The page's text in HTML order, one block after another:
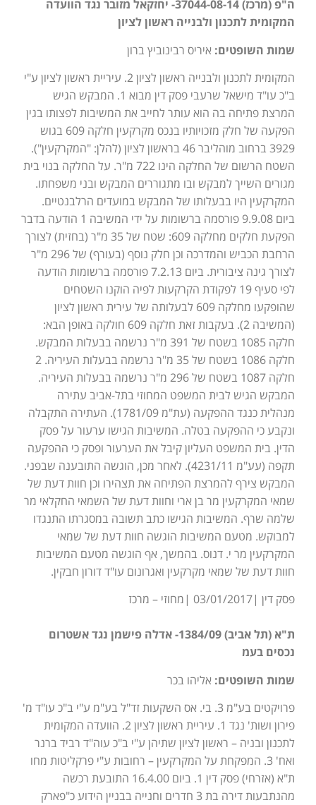
ה"פ (מרכז) 37044-08-14- יחזקאל מזובר נגד הוועדה
המקומית לתכנון ולבנייה ראשון לציון
שמות השופטים: איריס רבינוביץ ברון
המקומית לתכנון ולבנייה ראשון לציון 2. עיריית ראשון לציון ע"י
ב"כ עו"ד מישאל שרעבי פסק דין מבוא 1. המבקש הגיש
המרצת פתיחה בה הוא עותר לחייב את המשיבות לפצותו בגין
הפקעה של חלק מזכויותיו בנכס מקרקעין חלקה 609 בגוש
3929 ברחוב מוהליבר 46 בראשון לציון (להלן: "המקרקעין").
השטח הרשום של החלקה הינו 722 מ"ר. על החלקה בנוי בית
מגורים השייך למבקש ובו מתגוררים המבקש ובני משפחתו.
המקרקעין היו בבעלותו של המבקש במועדים הרלבנטיים.
ביום 9.9.08 פורסמה ברשומות על ידי המשיבה 1 הודעה בדבר
הפקעת חלקים מחלקה 609: שטח של 35 מ"ר (בחזית) לצורך
הרחבת הכביש והמדרכה וכן חלק נוסף (בעורף) של 296 מ"ר
לצורך גינה ציבורית. ביום 7.2.13 פורסמה ברשומות הודעה
לפי סעיף 19 לפקודת הקרקעות לפיה הוקנו השטחים
שהופקעו מחלקה 609 לבעלותה של עירית ראשון לציון
(המשיבה 2). בעקבות זאת חלקה 609 חולקה באופן הבא:
חלקה 1085 בשטח של 391 מ"ר נרשמה בבעלות המבקש.
חלקה 1086 בשטח של 35 מ"ר נרשמה בבעלות העיריה. 2
חלקה 1087 בשטח של 296 מ"ר נרשמה בבעלות העיריה.
המבקש הגיש לבית המשפט המחוזי בתל-אביב עתירה
מנהלית כנגד ההפקעה (עת"מ 1781/09). העתירה התקבלה
ונקבע כי ההפקעה בטלה. המשיבות הגישו ערעור על פסק
הדין. בית המשפט העליון קיבל את הערעור ופסק כי ההפקעה
תקפה (עע"מ 4231/11). לאחר מכן, הוגשה התובענה שבפני.
המבקש צירף להמרצת הפתיחה את תצהירו וכן חוות דעת של
שמאי המקרקעין מר בן ארי וחוות דעת של השמאי החקלאי מר
שלמה שרף. המשיבות הגישו כתב תשובה במסגרתו התנגדו
למבוקש. מטעם המשיבות הוגשה חוות דעת של שמאי
המקרקעין מר י. דנוס. בהמשך, אף הוגשה מטעם המשיבות
חוות דעת של שמאי מקרקעין ואגרונום עו"ד דורון חבקין.
פסק דין |03/01/2017 |מחוזי – מרכז
ת"א (תל אביב) 1384/09- אדלה פישמן נגד אשטרום
נכסים בעמ
שמות השופטים: אליהו בכר
פרויקטים בע"מ 3. בי. אס השקעות זד"ל בע"מ ע"י ב"כ עו"ד מ'
פירון ושות' נגד 1. עיריית ראשון לציון 2. הוועדה המקומית
לתכנון ובניה – ראשון לציון שתיהן ע"י ב"כ עוה"ד רביד ברנר
ואח' 3. המפקחת על המקרקעין – רחובות ע"י פרקליטות מחו
ת"א (אזרחי) פסק דין 1. ביום 16.4.00 התובעת רכשה
מהנתבעות דירה בת 3 חדרים וחנייה בבניין הידוע כ"פארק